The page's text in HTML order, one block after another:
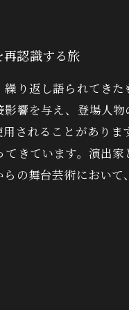
認識する旅
り返し語られてき
響を与え、登場人
されることがあり
きています。演出
の舞台芸術におい